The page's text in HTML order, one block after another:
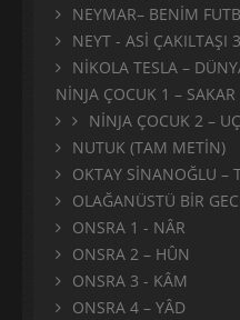
NEYMAR– BENİM
NEYT - ASİ ÇAKILTAŞI 3
NİKOLA TESLA –
NİNJA ÇOCUK 1 –
NİNJA ÇOCUK 2 –
NUTUK (TAM METİN)
OKTAY SİNANOĞLU –
OLAĞANÜSTÜ BİR
ONSRA 1 - NÂR
ONSRA 2 – HÛN
ONSRA 3 - KÂM
ONSRA 4 – YÂD